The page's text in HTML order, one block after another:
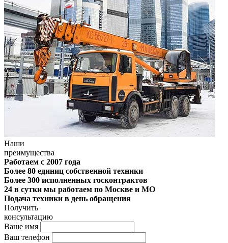
Наши
преимущества
Работаем с 2007 года
Более 80 единиц собственной техники
Более 300 исполненных госконтрактов
24 в сутки мы работаем по Москве и МО
Подача техники в день обращения
Получить
консультацию
Ваше имя
Ваш телефон